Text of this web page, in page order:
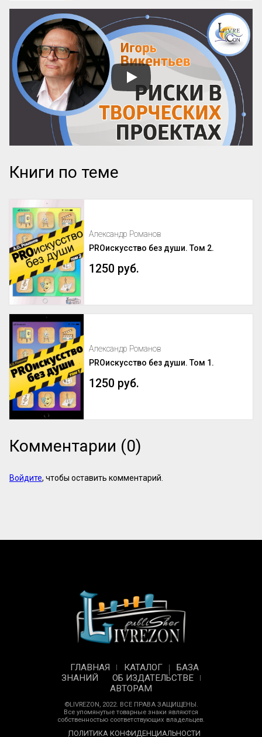
Книги по теме
Александр Романов
PROискусство без души. Том 2.
1250 руб.
Александр Романов
PROискусство без души. Том 1.
1250 руб.
Комментарии (0)
Войдите, чтобы оставить комментарий.
ГЛАВНАЯ КАТАЛОГ
БАЗА
ЗНАНИЙ
ОБ ИЗДАТЕЛЬСТВЕ
АВТОРАМ
©LIVREZON, 2022. ВСЕ ПРАВА ЗАЩИЩЕНЫ.
Все упомянутые товарные знаки являются
собственностью соответствующих владельцев.
ПОЛИТИКА КОНФИДЕНЦИАЛЬНОСТИ